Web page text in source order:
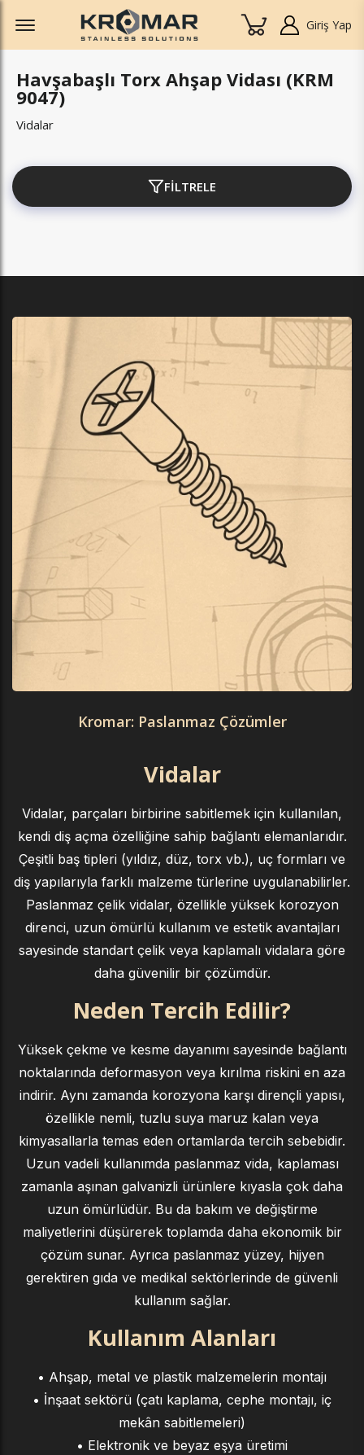
Offcanvas Menu Open
Giriş Yap
Havşabaşlı Torx Ahşap Vidası (KRM
9047)
Vidalar
FİLTRELE
Kromar: Paslanmaz Çözümler
Vidalar
Vidalar, parçaları birbirine sabitlemek için kullanılan,
kendi diş açma özelliğine sahip bağlantı elemanlarıdır.
Çeşitli baş tipleri (yıldız, düz, torx vb.), uç formları ve
diş yapılarıyla farklı malzeme türlerine uygulanabilirler.
Paslanmaz çelik vidalar, özellikle yüksek korozyon
direnci, uzun ömürlü kullanım ve estetik avantajları
sayesinde standart çelik veya kaplamalı vidalara göre
daha güvenilir bir çözümdür.
Neden Tercih Edilir?
Yüksek çekme ve kesme dayanımı sayesinde bağlantı
noktalarında deformasyon veya kırılma riskini en aza
indirir. Aynı zamanda korozyona karşı dirençli yapısı,
özellikle nemli, tuzlu suya maruz kalan veya
kimyasallarla temas eden ortamlarda tercih sebebidir.
Uzun vadeli kullanımda paslanmaz vida, kaplaması
zamanla aşınan galvanizli ürünlere kıyasla çok daha
uzun ömürlüdür. Bu da bakım ve değiştirme
maliyetlerini düşürerek toplamda daha ekonomik bir
çözüm sunar. Ayrıca paslanmaz yüzey, hijyen
gerektiren gıda ve medikal sektörlerinde de güvenli
kullanım sağlar.
Kullanım Alanları
• Ahşap, metal ve plastik malzemelerin montajı
• İnşaat sektörü (çatı kaplama, cephe montajı, iç
mekân sabitlemeleri)
• Elektronik ve beyaz eşya üretimi